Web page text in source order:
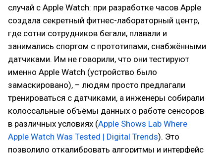
случай с Apple Watch: при разработке часов Apple
создала секретный фитнес-лабораторный центр,
где сотни сотрудников бегали, плавали и
занимались спортом с прототипами, снабжёнными
датчиками. Им не говорили, что они тестируют
именно Apple Watch (устройство было
замаскировано), – людям просто предлагали
тренироваться с датчиками, а инженеры собирали
колоссальные объёмы данных о работе сенсоров
в различных условиях (Apple Shows Lab Where
Apple Watch Was Tested | Digital Trends). Это
позволило откалибровать алгоритмы и интерфейс